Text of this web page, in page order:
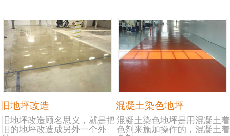
旧地坪改造
旧地坪改造顾名思义，就是把
旧的地坪改造成另外一个外
混凝土染色地坪
混凝土染色地坪是用混凝土着
色剂来施加操作的，混凝土着